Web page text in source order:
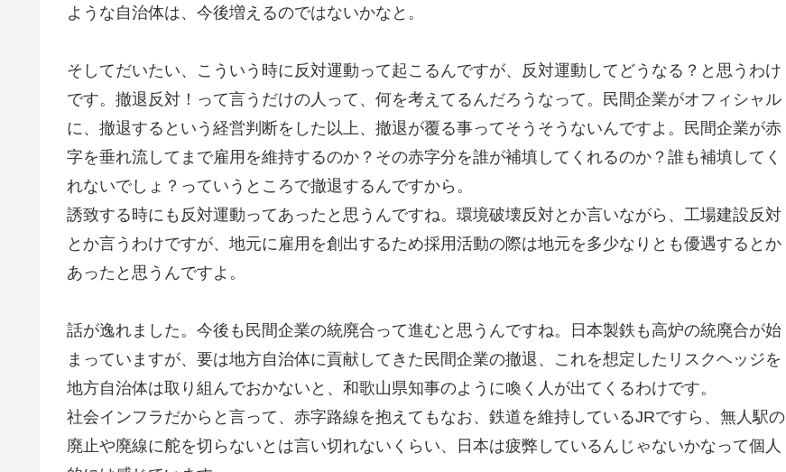
ような自治体は、今後増えるのではないかなと。
そしてだいたい、こういう時に反対運動って起こるんですが、反対運動してどうなる？と思うわけ
です。撤退反対！って言うだけの人って、何を考えてるんだろうなって。民間企業がオフィシャル
に、撤退するという経営判断をした以上、撤退が覆る事ってそうそうないんですよ。民間企業が赤
字を垂れ流してまで雇用を維持するのか？その赤字分を誰が補填してくれるのか？誰も補填してく
れないでしょ？っていうところで撤退するんですから。
誘致する時にも反対運動ってあったと思うんですね。環境破壊反対とか言いながら、工場建設反対
とか言うわけですが、地元に雇用を創出するため採用活動の際は地元を多少なりとも優遇するとか
あったと思うんですよ。
話が逸れました。今後も民間企業の統廃合って進むと思うんですね。日本製鉄も高炉の統廃合が始
まっていますが、要は地方自治体に貢献してきた民間企業の撤退、これを想定したリスクヘッジを
地方自治体は取り組んでおかないと、和歌山県知事のように喚く人が出てくるわけです。
社会インフラだからと言って、赤字路線を抱えてもなお、鉄道を維持しているJRですら、無人駅の
廃止や廃線に舵を切らないとは言い切れないくらい、日本は疲弊しているんじゃないかなって個人